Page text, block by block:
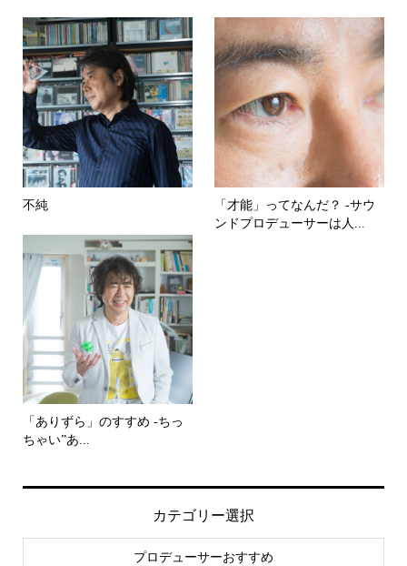
不純
「才能」ってなんだ？ -サウ
ンドプロデューサーは人...
「ありずら」のすすめ -ちっ
ちゃい”あ...
カテゴリー選択
プロデューサーおすすめ